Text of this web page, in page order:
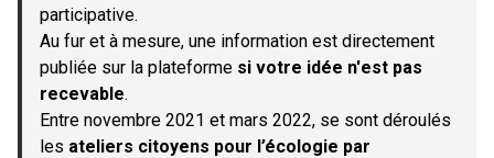
participative.
Au fur et à mesure, une information est directement
publiée sur la plateforme si votre idée n'est pas
recevable.
Entre novembre 2021 et mars 2022, se sont déroulés
les ateliers citoyens pour l’écologie par